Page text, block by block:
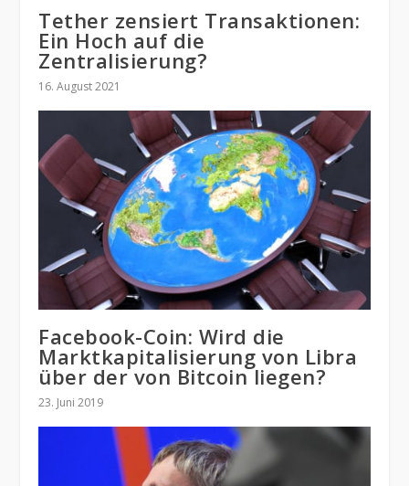
Tether zensiert Transaktionen:
Ein Hoch auf die
Zentralisierung?
16. August 2021
Facebook-Coin: Wird die
Marktkapitalisierung von Libra
über der von Bitcoin liegen?
23. Juni 2019